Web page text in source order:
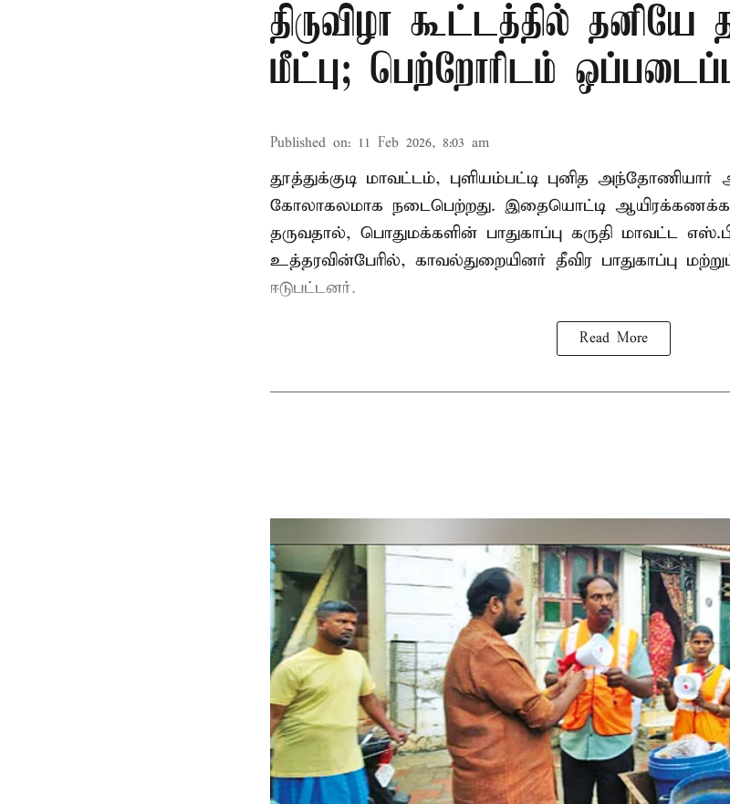
திருவிழா கூட்டத்தில் தனியே
மீட்பு; பெற்றோரிடம்
Published on: 11 Feb 2026, 8:03 am
தூத்துக்குடி மாவட்டம், புளியம்பட்டி புனித அந்தோணியார்
கோலாகலமாக நடைபெற்றது. இதையொட்டி
தருவதால், பொதுமக்களின் பாதுகாப்பு கருதி மாவட்ட
உத்தரவின்பேரில், காவல்துறையினர் தீவிர பாதுகாப்பு
ஈடுபட்டனர்.
Read More